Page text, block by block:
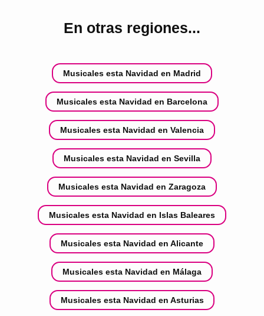
En otras regiones...
Musicales esta Navidad en Madrid
Musicales esta Navidad en Barcelona
Musicales esta Navidad en Valencia
Musicales esta Navidad en Sevilla
Musicales esta Navidad en Zaragoza
Musicales esta Navidad en Islas Baleares
Musicales esta Navidad en Alicante
Musicales esta Navidad en Málaga
Musicales esta Navidad en Asturias